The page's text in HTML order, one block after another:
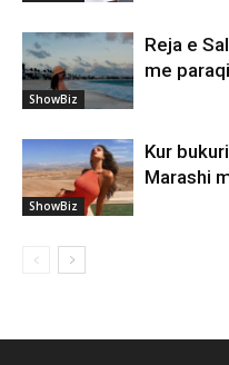
ShowBiz
Reja e
me
ShowBiz
Kur
Marashi